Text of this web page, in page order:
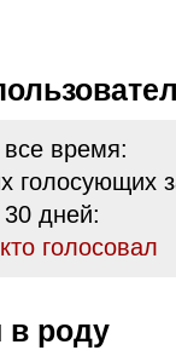
все время:
голосующих
30 дней:
голосовал
в роду